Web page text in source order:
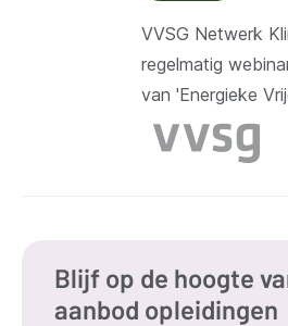
VVSG Netwerk
regelmatig
van 'Energieke
Blijf op de hoogte
aanbod opleidingen